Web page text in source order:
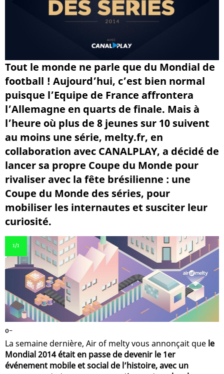
Tout le monde ne parle que du Mondial de
football ! Aujourd’hui, c’est bien normal
puisque l’Equipe de France affrontera
l’Allemagne en quarts de finale. Mais à
l’heure où plus de 8 jeunes sur 10 suivent
au moins une série, melty.fr, en
collaboration avec CANALPLAY, a décidé de
lancer sa propre Coupe du Monde pour
rivaliser avec la fête brésilienne : une
Coupe du Monde des séries, pour
mobiliser les internautes et susciter leur
curiosité.
1/1
0-
La semaine dernière, Air of melty vous annonçait que le
Mondial 2014 était en passe de devenir le 1er
événement mobile et social de l’histoire, avec un